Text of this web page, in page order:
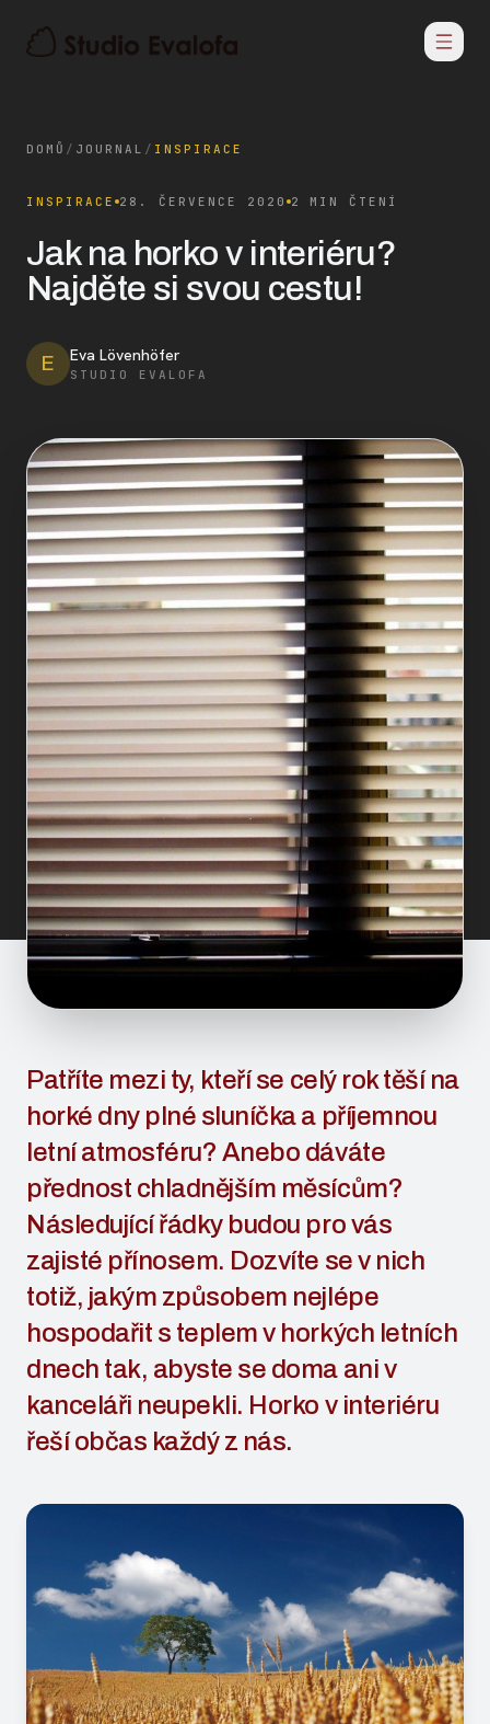
DOMŮ / JOURNAL / INSPIRACE
INSPIRACE 28. ČERVENCE 2020 2 MIN ČTENÍ
Jak na horko v interiéru?
Najděte si svou cestu!
E Eva Lövenhöfer
STUDIO EVALOFA
Patříte mezi ty, kteří se celý rok těší na
horké dny plné sluníčka a příjemnou
letní atmosféru? Anebo dáváte
přednost chladnějším měsícům?
Následující řádky budou pro vás
zajisté přínosem. Dozvíte se v nich
totiž, jakým způsobem nejlépe
hospodařit s teplem v horkých letních
dnech tak, abyste se doma ani v
kanceláři neupekli. Horko v interiéru
řeší občas každý z nás.